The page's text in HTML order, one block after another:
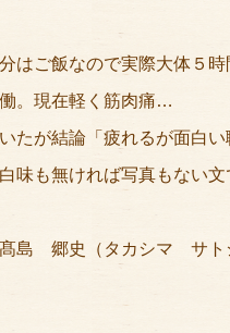
はご飯なので実際大体５時
。現在軽く筋肉痛…
たが結論「疲れるが面白い
味も無ければ写真もない
島 郷史（タカシマ サト